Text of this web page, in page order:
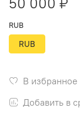
В избранное
Добавить в
RUB
RUB